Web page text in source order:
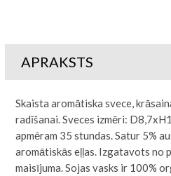
APRAKSTS
Skaista aromātiska svece,
radīšanai. Sveces izmēri:
apmēram 35 stundas. Satur 5%
aromātiskās eļļas. Izgatavots no
maisījuma. Sojas vasks ir 100%